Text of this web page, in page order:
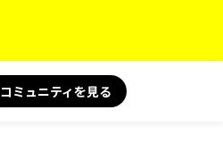
コミュニティを見る